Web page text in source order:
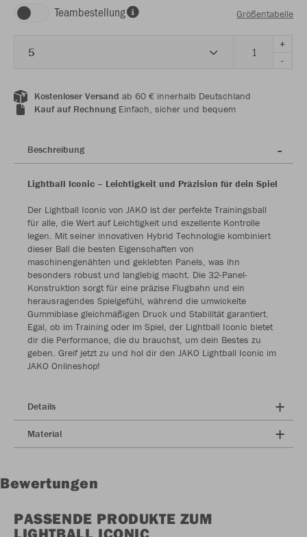
Teambestellung Größentabelle
5
+
-
Kostenloser Versand ab 60 € innerhalb Deutschland
Kauf auf RechnungEinfach, sicher und bequem
Beschreibung
Lightball Iconic – Leichtigkeit und Präzision für dein Spiel
Der Lightball Iconic von JAKO ist der perfekte Trainingsball
für alle, die Wert auf Leichtigkeit und exzellente Kontrolle
legen. Mit seiner innovativen Hybrid Technologie kombiniert
dieser Ball die besten Eigenschaften von
maschinengenähten und geklebten Panels, was ihn
besonders robust und langlebig macht. Die 32-Panel-
Konstruktion sorgt für eine präzise Flugbahn und ein
herausragendes Spielgefühl, während die umwickelte
Gummiblase gleichmäßigen Druck und Stabilität garantiert.
Egal, ob im Training oder im Spiel, der Lightball Iconic bietet
dir die Performance, die du brauchst, um dein Bestes zu
geben. Greif jetzt zu und hol dir den JAKO Lightball Iconic im
JAKO Onlineshop!
Details
Material
Bewertungen
PASSENDE PRODUKTE ZUM